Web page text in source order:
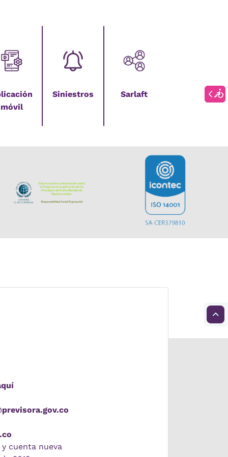
móvil
Siniestros Sarlaft
cuenta nueva